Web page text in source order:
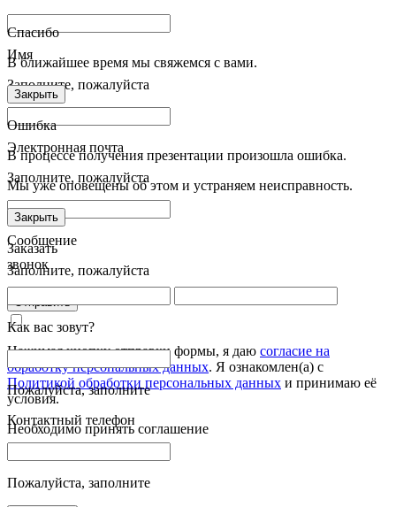
Имя
Заполните, пожалуйста
Электронная почта
Заполните, пожалуйста
Сообщение
Заполните, пожалуйста
Отправить
Нажимая кнопку отправки формы, я даю согласие на
обработку персональных данных. Я ознакомлен(а) с
Политикой обработки персональных данных и принимаю её
условия.
Необходимо принять соглашение
Спасибо
В ближайшее время мы свяжемся с вами.
Закрыть
Ошибка
В процессе получения презентации произошла ошибка.
Мы уже оповещены об этом и устраняем неисправность.
Закрыть
Заказать
звонок
Как вас зовут?
Пожалуйста, заполните
Контактный телефон
Пожалуйста, заполните